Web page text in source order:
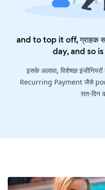
and to top it off, ग्राहक
day, and so
इसके अलावा, विशेषज्ञ
Recurring Payment जैसे
रात-दिन